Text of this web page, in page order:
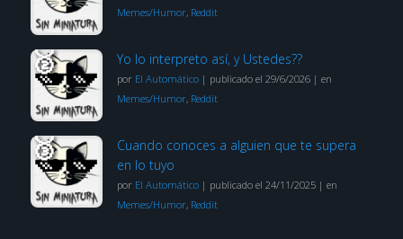
Memes/Humor, Reddit
Yo lo interpreto así, y Ustedes??
por El Automático| publicado el 29/6/2026| en
Memes/Humor, Reddit
Cuando conoces a alguien que te supera
en lo tuyo
por El Automático| publicado el 24/11/2025| en
Memes/Humor, Reddit